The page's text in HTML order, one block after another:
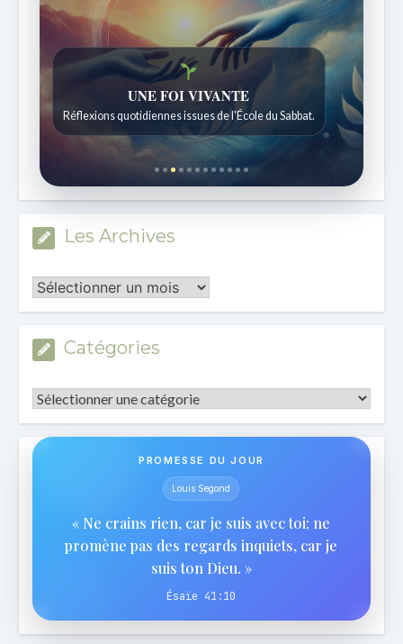
UNE FOI VIVANTE
Réflexions quotidiennes issues de l'École du Sabbat.
Les Archives
Les
Archives
Catégories
Catégories
PROMESSE DU JOUR
Louis Segond
« Ne crains rien, car je suis avec toi; ne
promène pas des regards inquiets, car je
suis ton Dieu. »
Ésaïe 41:10